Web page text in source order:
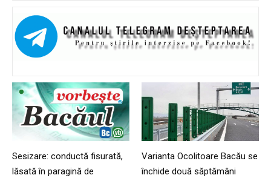
Sesizare: conductă fisurată,
lăsată în paragină de
Varianta Ocolitoare Bacău se
închide două săptămâni